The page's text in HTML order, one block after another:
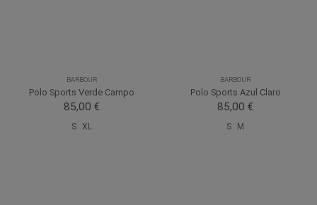
BARBOUR
Polo Sports Verde Campo
85,00 €
S XL
BARBOUR
Polo Sports Azul Claro
85,00 €
S M